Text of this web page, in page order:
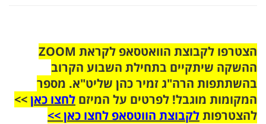
הצטרפו לקבוצת הוואטסאפ לקראת ZOOM
ההשקה שיתקיים בתחילת השבוע הקרוב
בהשתתפות הרה"ג זמיר כהן שליט"א. מספר
המקומות מוגבל! לפרטים על המיזם לחצו כאן>>
להצטרפותלקבוצת הווטסאפ לחצו כאן >>